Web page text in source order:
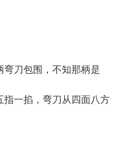
刀包围，不知那柄是
指一掐，弯刀从四面八方